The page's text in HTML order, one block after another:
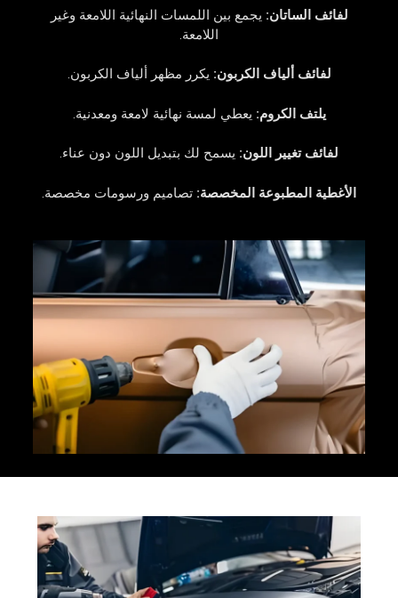
‏لفائف الساتان:‏‏ يجمع بين اللمسات النهائية اللامعة وغير
اللامعة.‏
‏لفائف ألياف الكربون:‏‏ يكرر مظهر ألياف الكربون.‏
‏يلتف الكروم: ‏‏ يعطي لمسة نهائية لامعة ومعدنية.‏
‏لفائف تغيير اللون:‏‏ يسمح لك بتبديل اللون دون عناء.‏
‏الأغطية المطبوعة المخصصة:‏‏ تصاميم ورسومات مخصصة.‏